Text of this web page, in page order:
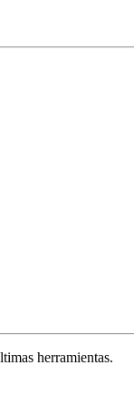
herramientas.